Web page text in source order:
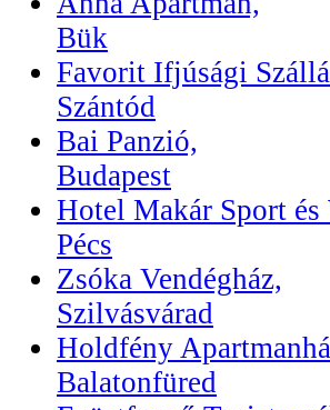
Bük
Favorit Ifjúsági
Szántód
Bai Panzió,
Budapest
Hotel Makár Sport és
Pécs
Zsóka Vendégház,
Szilvásvárad
Holdfény
Balatonfüred